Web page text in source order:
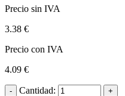
Precio sin IVA
3.38 €
Precio con IVA
4.09 €
Cantidad: